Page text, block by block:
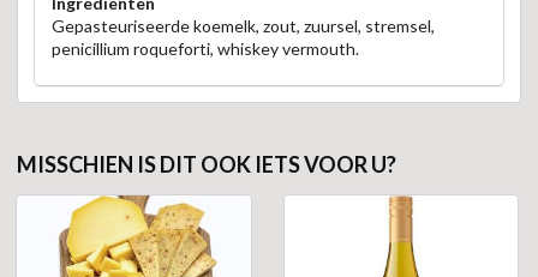
Gepasteuriseerde koemelk, zout, zuursel, stremsel,
penicillium roqueforti, whiskey vermouth.
MISSCHIEN IS DIT OOK IETS VOOR U?